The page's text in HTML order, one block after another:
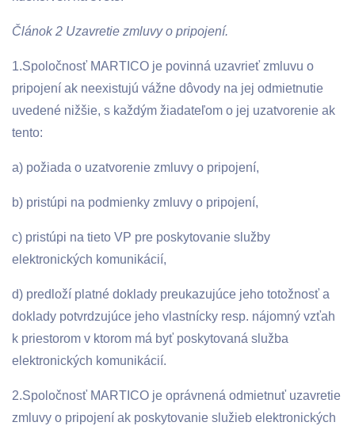
Článok 2 Uzavretie zmluvy o pripojení.
1.Spoločnosť MARTICO je povinná uzavrieť zmluvu o
pripojení ak neexistujú vážne dôvody na jej odmietnutie
uvedené nižšie, s každým žiadateľom o jej uzatvorenie ak
tento:
a) požiada o uzatvorenie zmluvy o pripojení,
b) pristúpi na podmienky zmluvy o pripojení,
c) pristúpi na tieto VP pre poskytovanie služby
elektronických komunikácií,
d) predloží platné doklady preukazujúce jeho totožnosť a
doklady potvrdzujúce jeho vlastnícky resp. nájomný vzťah
k priestorom v ktorom má byť poskytovaná služba
elektronických komunikácií.
2.Spoločnosť MARTICO je oprávnená odmietnuť uzavretie
zmluvy o pripojení ak poskytovanie služieb elektronických